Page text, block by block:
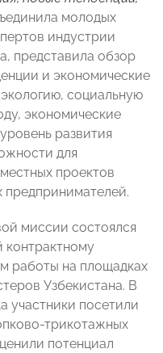
молодых
индустрии
представила обзор
и экономические
социальную
экономические
развития
для
проектов
предпринимателей.
миссии состоялся
контрактному
работы на площадках
Узбекистана. В
участники посетили
трикотажных
потенциал